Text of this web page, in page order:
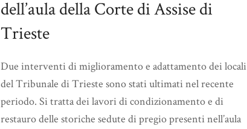
dell’aula della Corte di Assise di
Trieste
Due interventi di miglioramento e adattamento dei locali
del Tribunale di Trieste sono stati ultimati nel recente
periodo. Si tratta dei lavori di condizionamento e di
restauro delle storiche sedute di pregio presenti nell’aula